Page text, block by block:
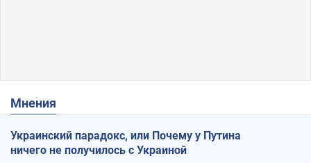
Мнения
Украинский парадокс, или Почему у Путина
ничего не получилось с Украиной